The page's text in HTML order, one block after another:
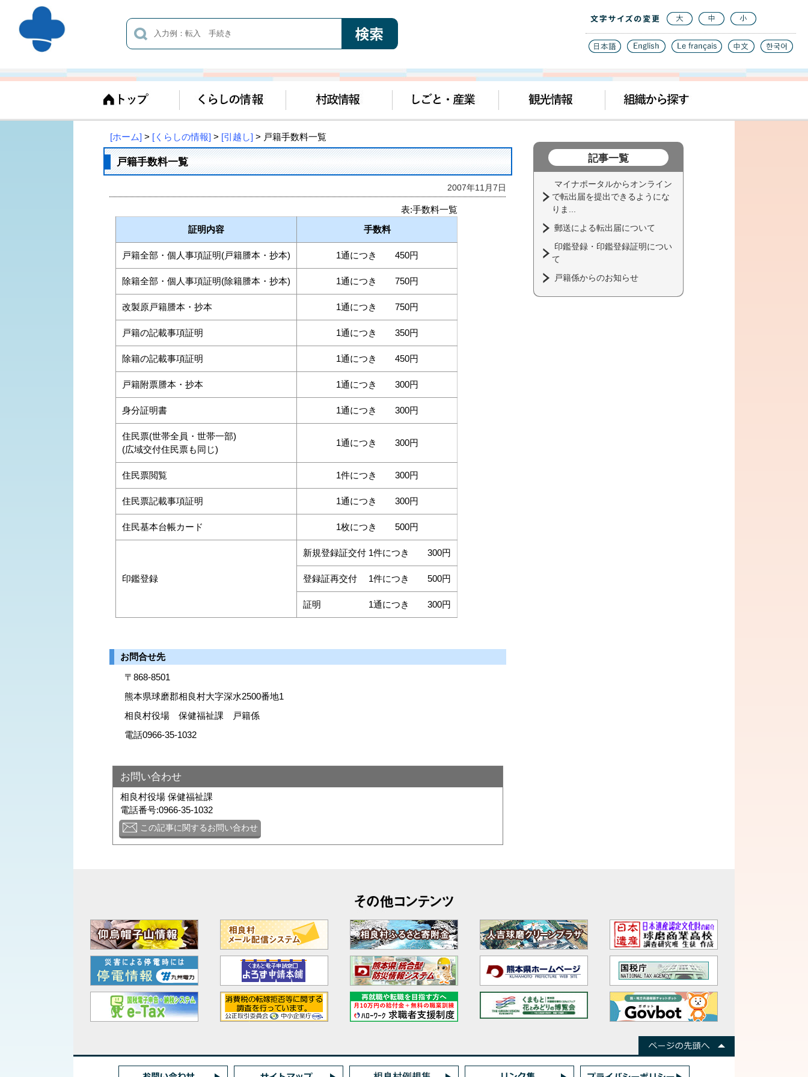
[ホーム] > [くらしの情報] > [引越し] > 戸籍手数料一覧
戸籍手数料一覧
2007年11月7日
表:手数料一覧
証明内容
手数料
戸籍全部・個人事項証明(戸籍謄本・抄本) 1通につき 450円
除籍全部・個人事項証明(除籍謄本・抄本) 1通につき 750円
改製原戸籍謄本・抄本 1通につき 750円
戸籍の記載事項証明 1通につき 350円
除籍の記載事項証明 1通につき 450円
戸籍附票謄本・抄本 1通につき 300円
身分証明書 1通につき 300円
住民票(世帯全員・世帯一部)
(広域交付住民票も同じ)
1通につき 300円
住民票閲覧 1件につき 300円
住民票記載事項証明 1通につき 300円
住民基本台帳カード 1枚につき 500円
印鑑登録
新規登録証交付 1件につき 300円
登録証再交付 1件につき 500円
証明 1通につき 300円
お問合せ先
〒868-8501
熊本県球磨郡相良村大字深水2500番地1
相良村役場 保健福祉課 戸籍係
電話0966-35-1032
お問い合わせ
相良村役場 保健福祉課
電話番号:0966-35-1032
この記事に関するお問い合わせ
記事一覧
マイナポータルからオンライン
で転出届を提出できるようにな
りま...
郵送による転出届について
印鑑登録・印鑑登録証明につい
て
戸籍係からのお知らせ